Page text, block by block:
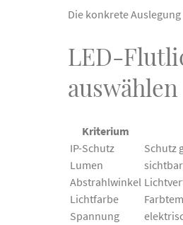
Die konkrete
LED-
auswählen
Kriterium
IP-Schutz
Schutz
Lumen
Abstrahlwinkel
Lichtfarbe
Spannung